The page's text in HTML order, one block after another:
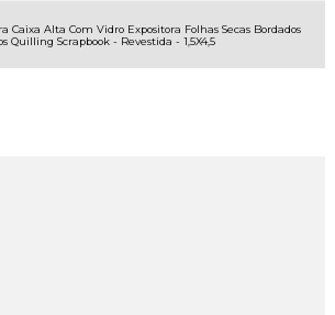
Caixa Alta Com Vidro Expositora Folhas Secas Bordados
Quilling Scrapbook - Revestida - 1,5X4,5